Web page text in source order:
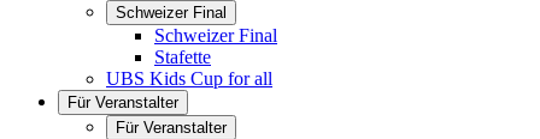
Schweizer Final
Schweizer Final
Stafette
UBS Kids Cup for all
Für Veranstalter
Für Veranstalter